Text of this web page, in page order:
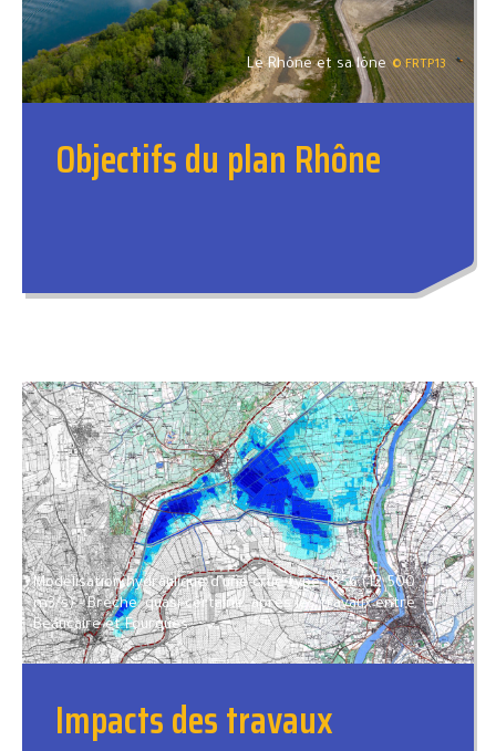
Le Rhône et sa lône © FRTP13
Objectifs du plan Rhône
Modélisation hydraulique d'une crue type 1856 (12 500
m3/s) - Brèche, quasi-certaine, après les travaux entre
Beaucaire et Fourques
Impacts des travaux